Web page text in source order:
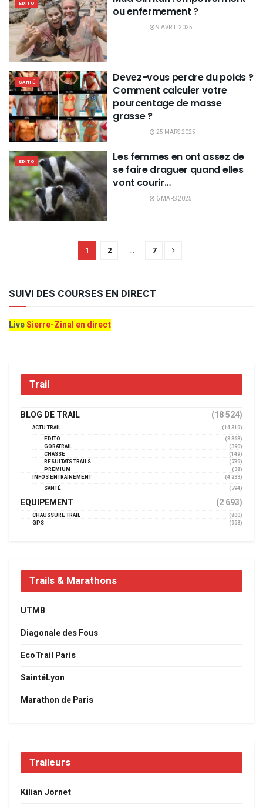
EDITO
ou enfermement ?
9 AVRIL 2025
SANTÉ
Devez-vous perdre du poids ?
Comment calculer votre
pourcentage de masse
grasse ?
25 MARS 2025
EDITO
Les femmes en ont assez de
se faire draguer quand elles
vont courir…
6 MARS 2025
1 2 … 7
SUIVI DES COURSES EN DIRECT
LiveSierre-Zinal en direct
Trail
BLOG DE TRAIL (18 524)
ACTU TRAIL
(14 319)
EDITO
(3 363)
GORATRAIL
(390)
CHASSE
(149)
RÉSULTATS TRAILS
(739)
PREMIUM
(38)
INFOS ENTRAINEMENT
(4 233)
SANTÉ
(794)
EQUIPEMENT (2 693)
CHAUSSURE TRAIL
(800)
GPS
(958)
Trails & Marathons
UTMB
Diagonale des Fous
EcoTrail Paris
SaintéLyon
Marathon de Paris
Traileurs
Kilian Jornet